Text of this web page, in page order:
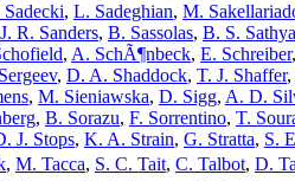
Sadecki, L. Sadeghian, M.
J. R. Sanders, B. Sassolas, B. S.
, A. SchÃ¶nbeck, E. Schreiber,
, D. A. Shaddock, T. J. Shaffer,
, M. Sieniawska, D. Sigg, A. D.
, B. Sorazu, F. Sorrentino, T.
J. Stops, K. A. Strain, G. Stratta, S.
, M. Tacca, S. C. Tait, C. Talbot, D.